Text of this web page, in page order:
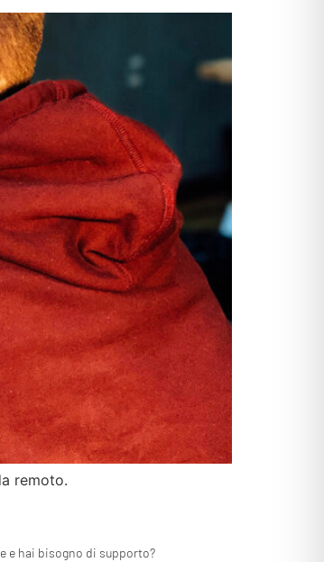
remoto.
e hai bisogno di supporto?